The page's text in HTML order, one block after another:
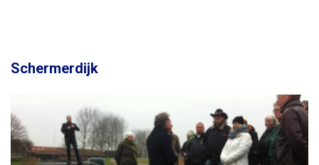
Schermerdijk